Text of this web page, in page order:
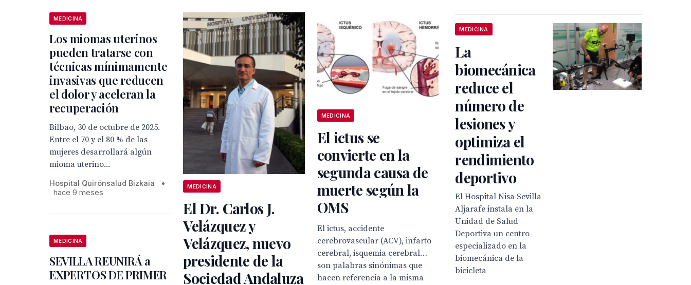
MEDICINA
Los miomas uterinos
pueden tratarse con
técnicas mínimamente
invasivas que reducen
el dolor y aceleran la
recuperación
Bilbao, 30 de octubre de 2025.
Entre el 70 y el 80 % de las
mujeres desarrollará algún
mioma uterino...
Hospital Quirónsalud Bizkaia
•
hace 9 meses
MEDICINA
El Dr. Carlos J.
Velázquez y
Velázquez, nuevo
presidente de la
Sociedad Andaluza
MEDICINA
El ictus se
convierte en la
segunda causa de
muerte según la
OMS
El ictus, accidente
cerebrovascular (ACV), infarto
cerebral, isquemia cerebral…
son palabras sinónimas que
hacen referencia a la misma
MEDICINA
SEVILLA REUNIRÁ a
EXPERTOS DE PRIMER
MEDICINA
La
biomecánica
reduce el
número de
lesiones y
optimiza el
rendimiento
deportivo
El Hospital Nisa Sevilla
Aljarafe instala en la
Unidad de Salud
Deportiva un centro
especializado en la
biomecánica de la
bicicleta